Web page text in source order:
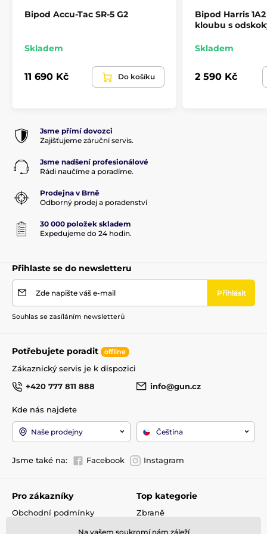
Bipod Accu-Tac SR-5 G2
Skladem
11 690 Kč Do košíku
Bipod Harris
kloubu s
Skladem
2 590 Kč
Jsme přímí dovozci
Zajišťujeme záruční servis.
Jsme nadšení profesionálové
Rádi naučíme a poradíme.
Prodejna v Brně
Odborný prodej a poradenství
30 000 položek skladem
Expedujeme do 24 hodin.
Přihlaste se do newsletteru
Zde napište váš e-mail Přihlásit
Souhlas se zasíláním newsletterů
Potřebujete poradit offline
Zákaznický servis je k dispozici
+420 777 811 888
info@gun.cz
Kde nás najdete
Naše prodejny Čeština
Jsme také na: Facebook Instagram
Pro zákazníky
Obchodní podmínky
Top kategorie
Zbraně
Na vašem soukromí nám záleží